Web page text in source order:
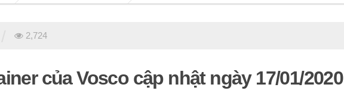
2,724
của Vosco cập nhật ngày 17/01/2020